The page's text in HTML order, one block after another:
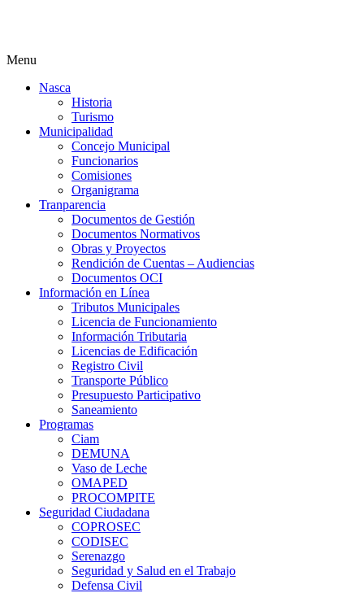
Menu
Nasca
Historia
Turismo
Municipalidad
Concejo Municipal
Funcionarios
Comisiones
Organigrama
Tranparencia
Documentos de Gestión
Documentos Normativos
Obras y Proyectos
Rendición de Cuentas – Audiencias
Documentos OCI
Información en Línea
Tributos Municipales
Licencia de Funcionamiento
Información Tributaria
Licencias de Edificación
Registro Civil
Transporte Público
Presupuesto Participativo
Saneamiento
Programas
Ciam
DEMUNA
Vaso de Leche
OMAPED
PROCOMPITE
Seguridad Ciudadana
COPROSEC
CODISEC
Serenazgo
Seguridad y Salud en el Trabajo
Defensa Civil